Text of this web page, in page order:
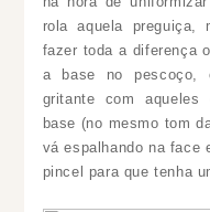
rola aquela
fazer toda a diferença
a base no pescoço,
gritante com
base (no mesmo tom
vá espalhando na face
pincel para que tenha